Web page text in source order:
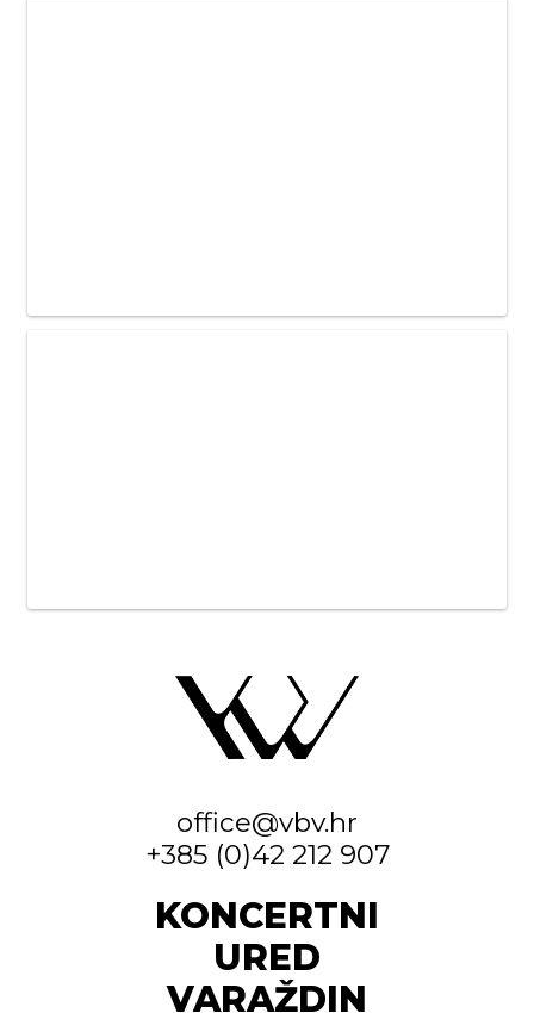
office@vbv.hr
+385 (0)42 212 907
KONCERTNI
URED
VARAŽDIN